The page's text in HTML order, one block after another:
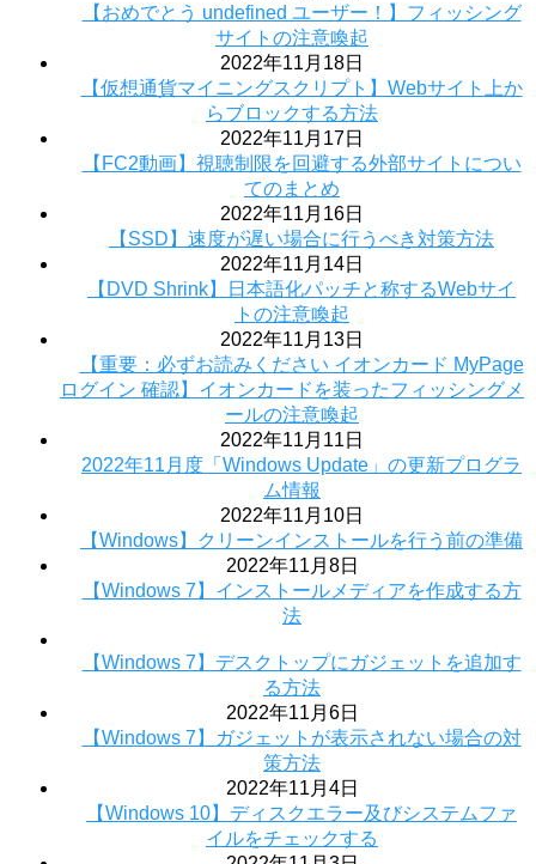
【おめでとう undefined ユーザー！】フィッシング
サイトの注意喚起
2022年11月18日
【仮想通貨マイニングスクリプト】Webサイト上か
らブロックする方法
2022年11月17日
【FC2動画】視聴制限を回避する外部サイトについ
てのまとめ
2022年11月16日
【SSD】速度が遅い場合に行うべき対策方法
2022年11月14日
【DVD Shrink】日本語化パッチと称するWebサイ
トの注意喚起
2022年11月13日
【重要：必ずお読みください イオンカード MyPage
ログイン 確認】イオンカードを装ったフィッシングメ
ールの注意喚起
2022年11月11日
2022年11月度「Windows Update」の更新プログラ
ム情報
2022年11月10日
【Windows】クリーンインストールを行う前の準備
2022年11月8日
【Windows 7】インストールメディアを作成する方
法
【Windows 7】デスクトップにガジェットを追加す
る方法
2022年11月6日
【Windows 7】ガジェットが表示されない場合の対
策方法
2022年11月4日
【Windows 10】ディスクエラー及びシステムファ
イルをチェックする